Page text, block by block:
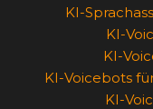
KI-
KI-
KI-
KI-Voicebots
KI-